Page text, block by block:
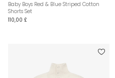
Baby Boys Red & Blue Striped Cotton
Shorts Set
110,00 £